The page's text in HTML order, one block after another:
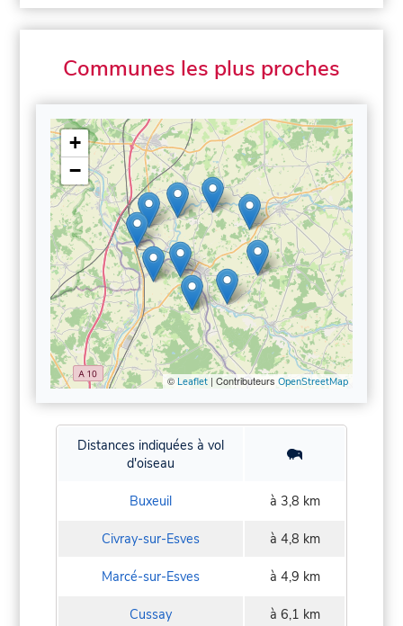
Communes les plus proches
+
−
© Leaflet| Contributeurs OpenStreetMap
Distances indiquées à vol
d'oiseau
Buxeuil à 3,8 km
Civray-sur-Esves à 4,8 km
Marcé-sur-Esves à 4,9 km
Cussay à 6,1 km